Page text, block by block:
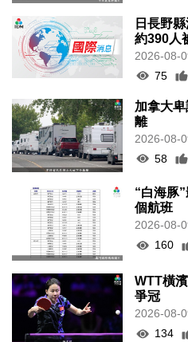
日長野
約390人
2026-08-
75
加拿大
離
2026-08-
58
“白海豚
個航班
2026-08-
160
WTT橫
爭冠
2026-08-
134